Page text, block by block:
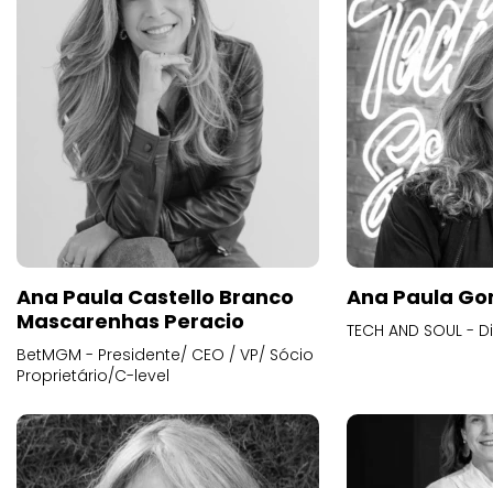
Ana Paula Castello Branco
Mascarenhas Peracio
BetMGM - Presidente/ CEO / VP/ Sócio
Proprietário/C-level
Ana Paula
TECH AND SOUL